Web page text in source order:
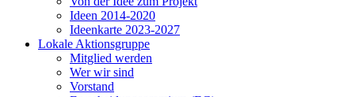
Ideen 2014-2020
Ideenkarte 2023-2027
Lokale Aktionsgruppe
Mitglied werden
Wer wir sind
Vorstand